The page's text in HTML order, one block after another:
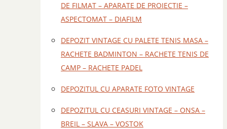
DE FILMAT – APARATE DE PROIECTIE –
ASPECTOMAT – DIAFILM
DEPOZIT VINTAGE CU PALETE TENIS MASA –
RACHETE BADMINTON – RACHETE TENIS DE
CAMP – RACHETE PADEL
DEPOZITUL CU APARATE FOTO VINTAGE
DEPOZITUL CU CEASURI VINTAGE – ONSA –
BREIL – SLAVA – VOSTOK